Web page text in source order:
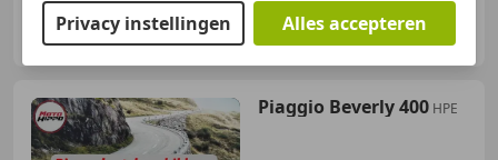
Jager Motoren B.V.
NL-7905 SG HOOGEVEEN
Piaggio Beverly 400 HPE
Privacy instellingen Alles accepteren